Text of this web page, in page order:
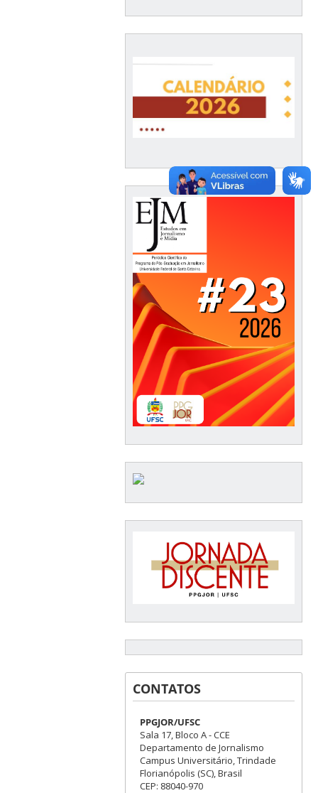
CONTATOS
PPGJOR/UFSC
Sala 17, Bloco A - CCE
Departamento de Jornalismo
Campus Universitário, Trindade
Florianópolis (SC), Brasil
CEP: 88040-970